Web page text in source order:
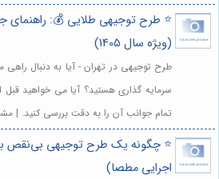
⭐️ طرح توجیهی طلایی 💰: راهنمای
(ویژه سال 1405)
طرح توجیهی در تهران - آیا به دنبال
سرمایه گذاری هستید؟ آیا می خواهید قبل
تمام جوانب آن را به دقت بررسی کنید. |
⭐️ چگونه یک طرح توجیهی بی‌نقص
اجرایی مطصا)